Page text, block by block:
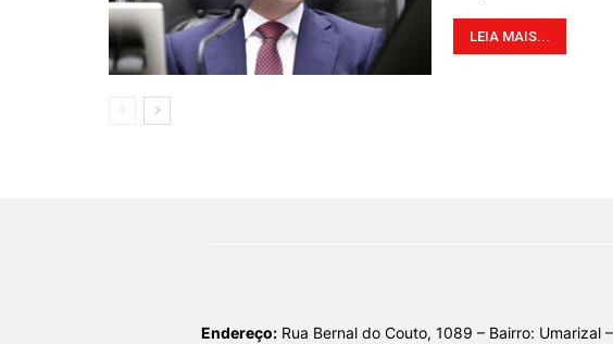
LEIA MAIS...
Endereço: Rua Bernal do Couto, 1089 – Bairro: Umarizal